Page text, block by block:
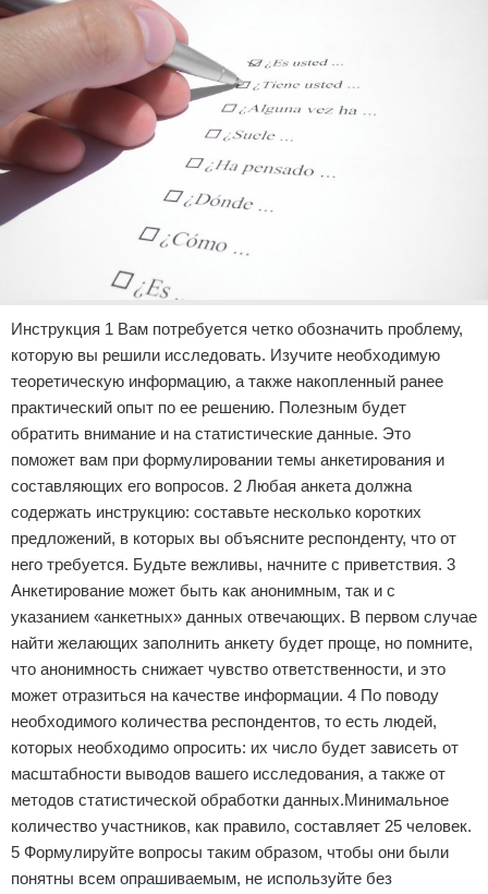
Инструкция 1 Вам потребуется четко обозначить проблему,
которую вы решили исследовать. Изучите необходимую
теоретическую информацию, а также накопленный ранее
практический опыт по ее решению. Полезным будет
обратить внимание и на статистические данные. Это
поможет вам при формулировании темы анкетирования и
составляющих его вопросов. 2 Любая анкета должна
содержать инструкцию: составьте несколько коротких
предложений, в которых вы объясните респонденту, что от
него требуется. Будьте вежливы, начните с приветствия. 3
Анкетирование может быть как анонимным, так и с
указанием «анкетных» данных отвечающих. В первом случае
найти желающих заполнить анкету будет проще, но помните,
что анонимность снижает чувство ответственности, и это
может отразиться на качестве информации. 4 По поводу
необходимого количества респондентов, то есть людей,
которых необходимо опросить: их число будет зависеть от
масштабности выводов вашего исследования, а также от
методов статистической обработки данных.Минимальное
количество участников, как правило, составляет 25 человек.
5 Формулируйте вопросы таким образом, чтобы они были
понятны всем опрашиваемым, не используйте без